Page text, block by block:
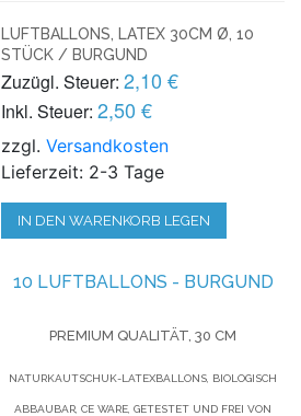
LUFTBALLONS, LATEX 30CM Ø, 10
STÜCK / BURGUND
Zuzügl. Steuer: 2,10 €
Inkl. Steuer: 2,50 €
zzgl.Versandkosten
Lieferzeit: 2-3 Tage
IN DEN WARENKORB LEGEN
10 LUFTBALLONS - BURGUND
PREMIUM QUALITÄT, 30 CM
NATURKAUTSCHUK-LATEXBALLONS, BIOLOGISCH
ABBAUBAR, CE WARE, GETESTET UND FREI VON